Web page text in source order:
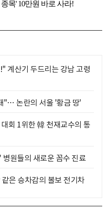
계산기 두드리는 강남 고령
"… 논란의 서울 '황금 땅'
회 1위한 韓 천재교수의 통
원들의 새로운 꼼수 진료
은 승차감의 볼보 전기차